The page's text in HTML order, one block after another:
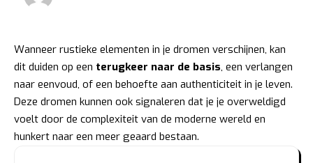
Wanneer rustieke elementen in je dromen verschijnen, kan
dit duiden op een terugkeer naar de basis, een verlangen
naar eenvoud, of een behoefte aan authenticiteit in je leven.
Deze dromen kunnen ook signaleren dat je je overweldigd
voelt door de complexiteit van de moderne wereld en
hunkert naar een meer geaard bestaan.